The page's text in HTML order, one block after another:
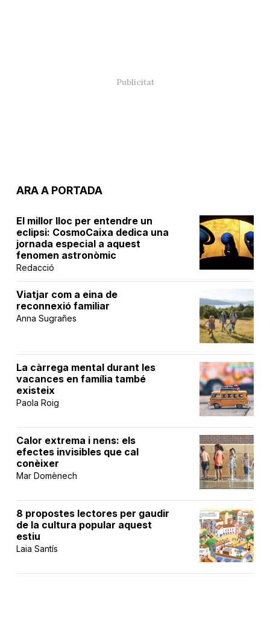
ARA A PORTADA
El millor lloc per entendre un
eclipsi: CosmoCaixa dedica una
jornada especial a aquest
fenomen astronòmic
Redacció
Viatjar com a eina de
reconnexió familiar
Anna Sugrañes
La càrrega mental durant les
vacances en família també
existeix
Paola Roig
Calor extrema i nens: els
efectes invisibles que cal
conèixer
Mar Domènech
8 propostes lectores per gaudir
de la cultura popular aquest
estiu
Laia Santís